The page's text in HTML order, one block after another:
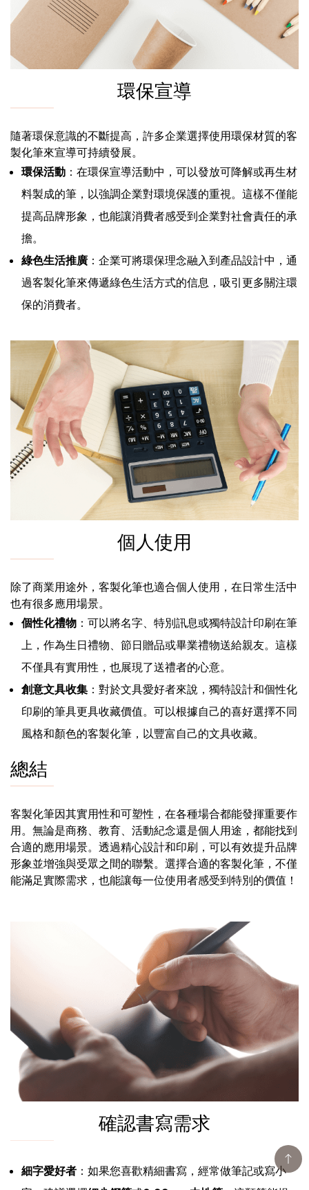
環保宣導
隨著環保意識的不斷提高，許多企業選擇使用環保材質的客
製化筆來宣導可持續發展。
環保活動 ：在環保宣導活動中，可以發放可降解或再生材
料製成的筆，以強調企業對環境保護的重視。這樣不僅能
提高品牌形象，也能讓消費者感受到企業對社會責任的承
擔。
綠色生活推廣 ：企業可將環保理念融入到產品設計中，通
過客製化筆來傳遞綠色生活方式的信息，吸引更多關注環
保的消費者。
個人使用
除了商業用途外，客製化筆也適合個人使用，在日常生活中
也有很多應用場景。
個性化禮物 ：可以將名字、特別訊息或獨特設計印刷在筆
上，作為生日禮物、節日贈品或畢業禮物送給親友。這樣
不僅具有實用性，也展現了送禮者的心意。
創意文具收集 ：對於文具愛好者來說，獨特設計和個性化
印刷的筆具更具收藏價值。可以根據自己的喜好選擇不同
風格和顏色的客製化筆，以豐富自己的文具收藏。
總結
客製化筆因其實用性和可塑性，在各種場合都能發揮重要作
用。無論是商務、教育、活動紀念還是個人用途，都能找到
合適的應用場景。透過精心設計和印刷，可以有效提升品牌
形象並增強與受眾之間的聯繫。選擇合適的客製化筆，不僅
能滿足實際需求，也能讓每一位使用者感受到特別的價值！
確認書寫需求
細字愛好者 ：如果您喜歡精細書寫，經常做筆記或寫小